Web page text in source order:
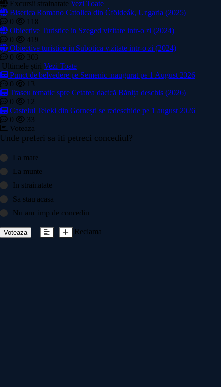
Excursii strainatate Vezi Toate
Biserica Romano Catolica din Óföldeák, Ungaria (2025)
0
118
Obiective Turistice in Szeged vizitate intr-o zi (2024)
0
419
Obiective turistice in Subotica vizitate intr-o zi (2024)
0
303
Ultimele știri Vezi Toate
Punct de belvedere pe Semenic inaugurat pe 1 August 2026
0
13
Traseu tematic spre Cetatea dacică Bănița deschis (2026)
0
12
Castelul Teleki din Gornești se redeschide pe 1 august 2026
0
33
Voteaza
Unde preferi sa iti petreci concediul?
La mare
La munte
In strainatate
Sa stau acasa
Nu am timp de concediu
Voteaza Reclama